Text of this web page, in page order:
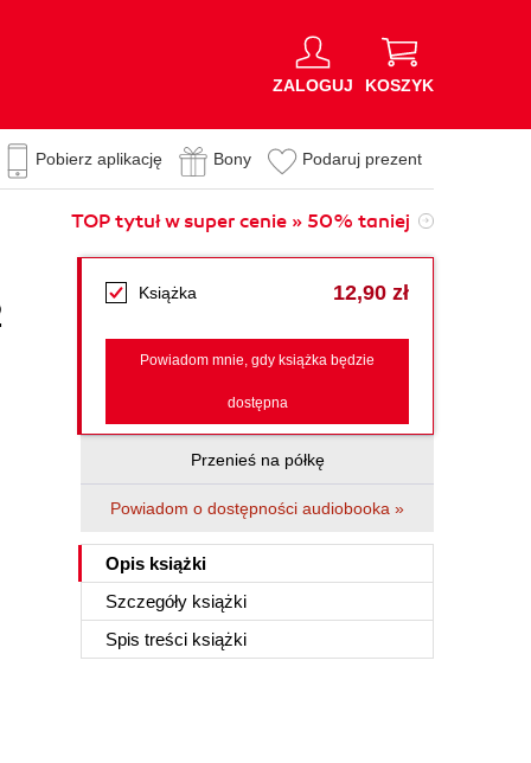
ZALOGUJ KOSZYK
Pobierz aplikację Bony Podaruj prezent
TOP tytuł w super cenie » 50% taniej
Książka 12,90 zł
Powiadom mnie, gdy książka będzie
dostępna
Przenieś na półkę
Powiadom o dostępności audiobooka »
Opis książki
Szczegóły książki
Spis treści książki